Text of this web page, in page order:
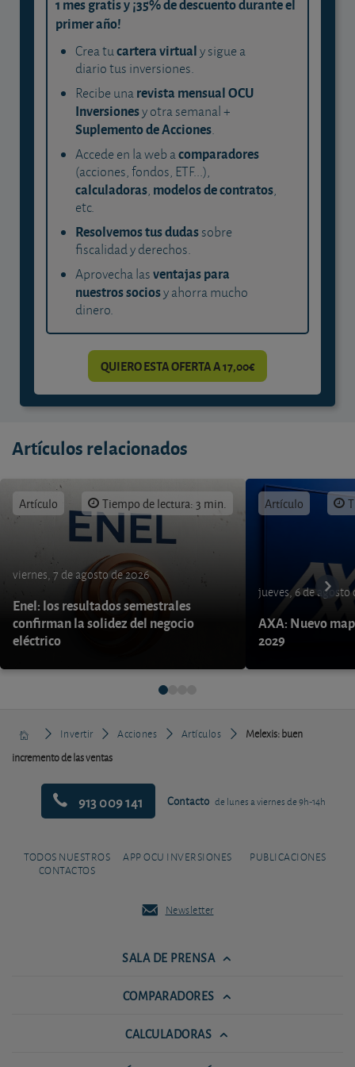
1 mes gratis y ¡35% de descuento durante el
primer año!
Crea tucartera virtualy sigue a
diario tus inversiones.
Recibe unarevista mensual OCU
Inversionesy otra semanal +
Suplemento de Acciones.
Accede en la web acomparadores
(acciones, fondos, ETF...),
calculadoras, modelos de contratos,
etc.
Resolvemos tus dudassobre
fiscalidad y derechos.
Aprovecha lasventajas para
nuestros sociosy ahorra mucho
dinero.
QUIERO ESTA OFERTA A 17,00€
Artículos relacionados
Artículo Tiempo de lectura: 3 min.
viernes, 7 de agosto de 2026
Enel: los resultados semestrales
confirman la solidez del negocio
eléctrico
Artículo
jueves, 6 de agosto
AXA: Nuevo
2029
Invertir Acciones Artículos
Melexis: buen
incremento de las ventas
913 009 141 Contacto de lunes a viernes de 9h-14h
TODOS NUESTROS
CONTACTOS
APP OCU INVERSIONES PUBLICACIONES
Newsletter
SALA DE PRENSA
COMPARADORES
CALCULADORAS